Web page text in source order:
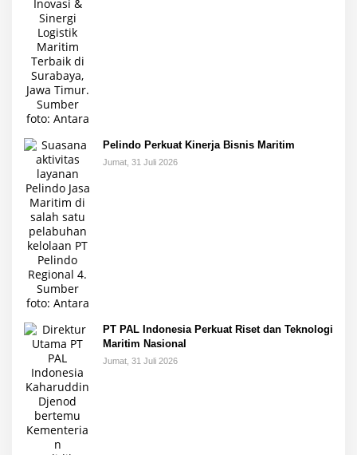
Pelindo Perkuat Kinerja Bisnis Maritim
Jumat, 31 Juli 2026
PT PAL Indonesia Perkuat Riset dan Teknologi
Maritim Nasional
Jumat, 31 Juli 2026